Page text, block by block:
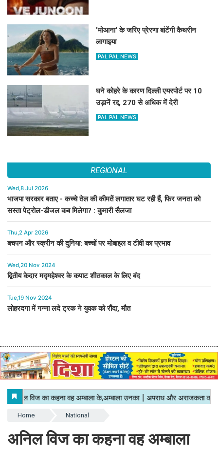
'मोआना' के जरिए प्रेरणा बांटेंगी कैथरीन
लागाइया
PAL PAL NEWS
घने कोहरे के कारण दिल्ली एयरपोर्ट पर 10
उड़ानें रद्द, 270 से अधिक में देरी
PAL PAL NEWS
REGIONAL
Wed,8 Jul 2026
भाजपा सरकार बताए - कच्चे तेल की कीमतें लगातार घट रही हैं, फिर जनता को
सस्ता पेट्रोल-डीजल कब मिलेगा? : कुमारी सैलजा
Thu,2 Apr 2026
बचपन और स्क्रीन की दुनिया: बच्चों पर मोबाइल व टीवी का प्रभाव
Wed,20 Nov 2024
द्वितीय केदार मद्महेश्वर के कपाट शीतकाल के लिए बंद
Tue,19 Nov 2024
लोहरदगा में गन्ना लदे ट्रक ने युवक को रौंदा, मौत
Home National
अनिल विज का कहना वह अम्बाला